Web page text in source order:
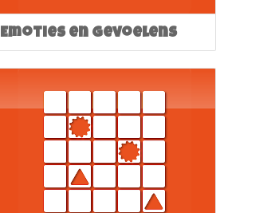
Emoties en gevoelens